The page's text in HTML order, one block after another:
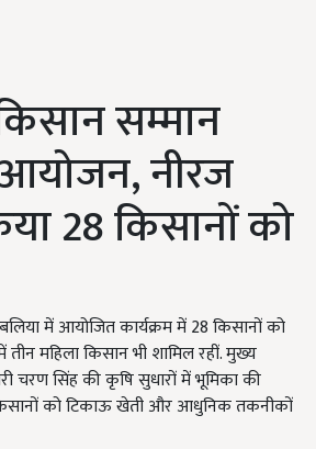
सम्मान
नीरज
28 किसानों को
में आयोजित कार्यक्रम में 28 किसानों को
तीन महिला किसान भी शामिल रहीं. मुख्य
चरण सिंह की कृषि सुधारों में भूमिका की
को टिकाऊ खेती और आधुनिक तकनीकों